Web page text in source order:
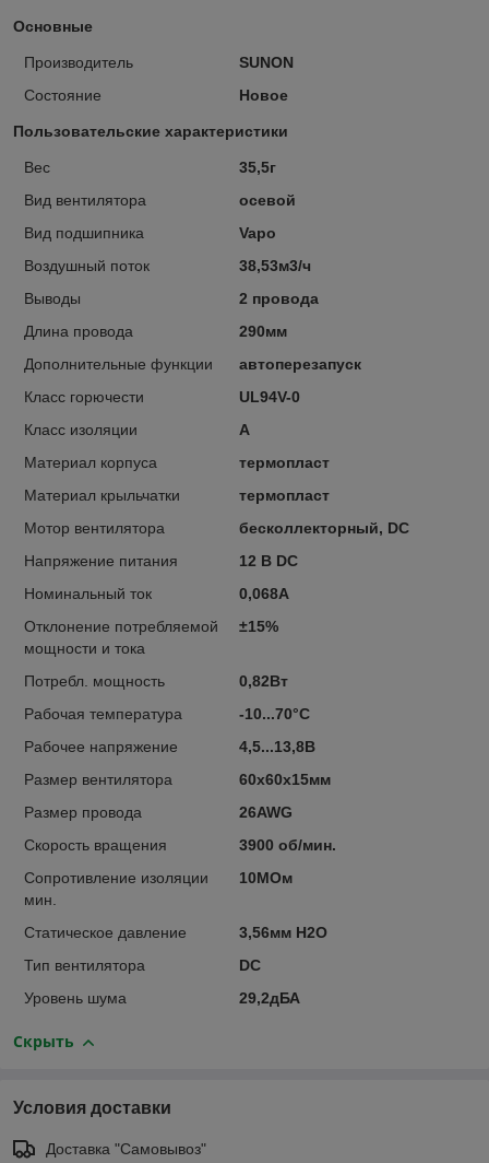
Основные
Производитель
SUNON
Состояние
Новое
Пользовательские характеристики
Вес
35,5г
Вид вентилятора
осевой
Вид подшипника
Vapo
Воздушный поток
38,53м3/ч
Выводы
2 провода
Длина провода
290мм
Дополнительные функции
автоперезапуск
Класс горючести
UL94V-0
Класс изоляции
A
Материал корпуса
термопласт
Материал крыльчатки
термопласт
Мотор вентилятора
бесколлекторный, DC
Напряжение питания
12 В DC
Номинальный ток
0,068А
Отклонение потребляемой
мощности и тока
±15%
Потребл. мощность
0,82Вт
Рабочая температура
-10...70°C
Рабочее напряжение
4,5...13,8В
Размер вентилятора
60x60x15мм
Размер провода
26AWG
Скорость вращения
3900 об/мин.
Сопротивление изоляции
мин.
10МОм
Статическое давление
3,56мм H2O
Тип вентилятора
DC
Уровень шума
29,2дБА
Скрыть
Условия доставки
Доставка "Самовывоз"